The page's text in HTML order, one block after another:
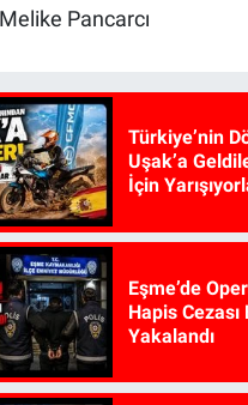
Melike Pancarcı
Türkiye’nin
Uşak’a
İçin
Eşme’de
Hapis
Yakalandı